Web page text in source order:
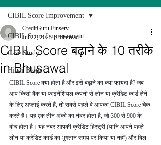
CIBIL Score Improvement
Case Study
Hindi Blogs
CIBIL Score Improvement
CIBIL Score बढ़ाने के 10 तरीके
in Bhusawal
CreditGuru Finserv
Jul 22, 2025 5 min read
CIBIL Score क्या होता है और इसे बढ़ाने का क्या फायदा है? जब
आप किसी बैंक या फाइनेंशियल कंपनी से लोन या क्रेडिट कार्ड लेने
के लिए अप्लाई करते हैं, तो सबसे पहले वे आपका CIBIL Score चेक
करते हैं। यह एक तीन अंकों का नंबर होता है, जो 300 से 900 के
बीच होता है। यह नंबर आपकी क्रेडिट हिस्ट्री (यानि आपने पहले
लोन या क्रेडिट कार्ड का भुगतान समय पर किया या नहीं) और बिल